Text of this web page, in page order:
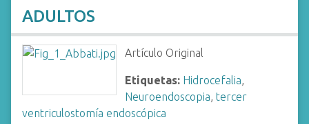
ADULTOS
Artículo Original
Etiquetas: Hidrocefalia,
Neuroendoscopia, tercer
ventriculostomía endoscópica